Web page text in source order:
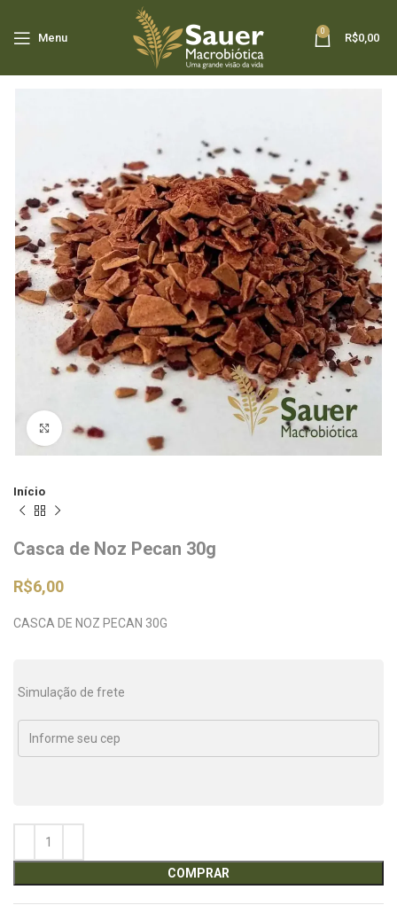
Menu
0
R$0,00
Clique para ampliar
Início
Casca de Noz Pecan 30g
R$6,00
CASCA DE NOZ PECAN 30G
Simulação de frete
COMPRAR